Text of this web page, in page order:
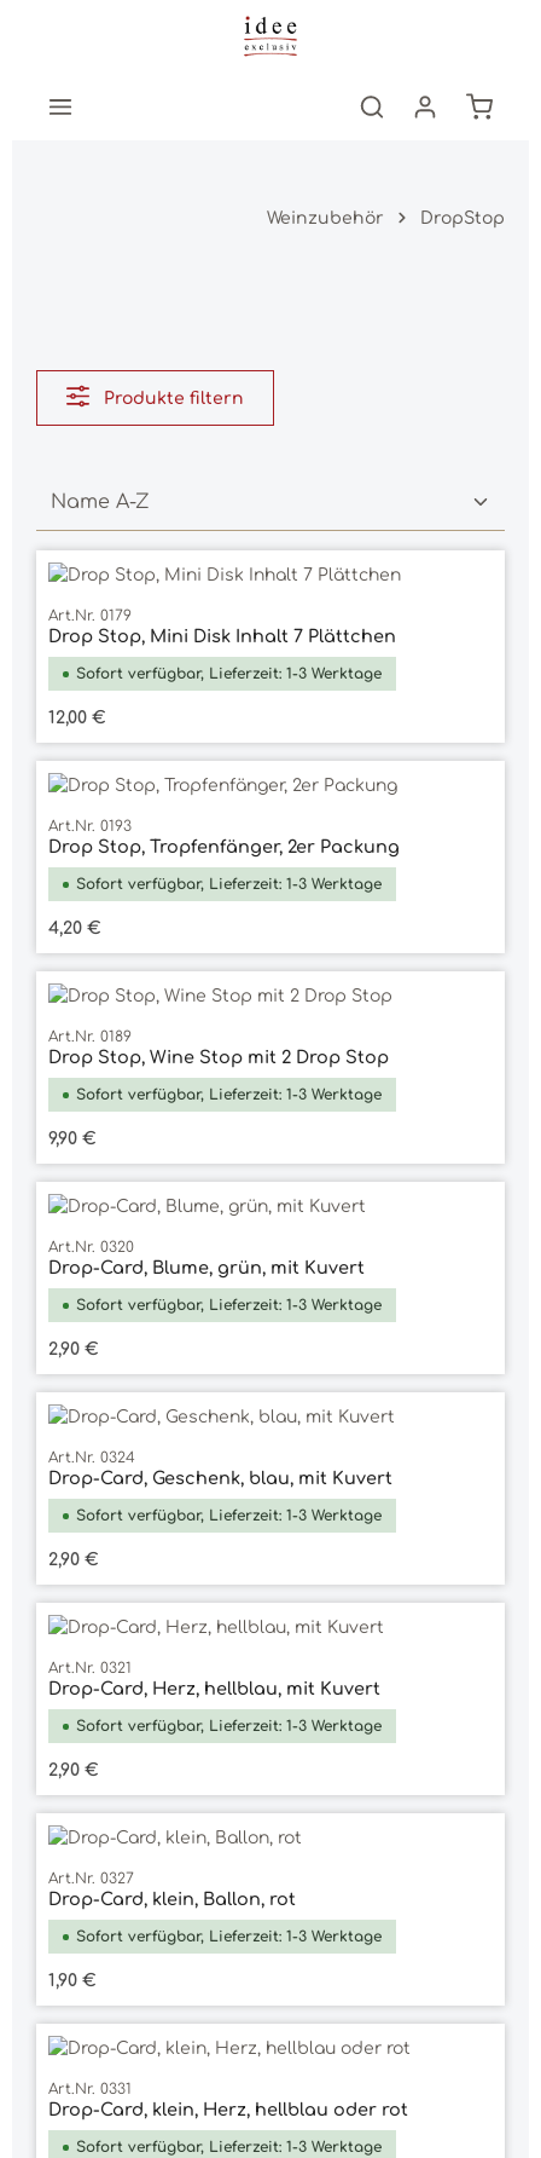
Zum Hauptinhalt springen
Weinzubehör DropStop
Produkte filtern
Art.Nr. 0179
Drop Stop, Mini Disk Inhalt 7 Plättchen
Sofort verfügbar, Lieferzeit: 1-3 Werktage
Regulärer Preis:
12,00 €
Art.Nr. 0193
Drop Stop, Tropfenfänger, 2er Packung
Sofort verfügbar, Lieferzeit: 1-3 Werktage
Regulärer Preis:
4,20 €
Art.Nr. 0189
Drop Stop, Wine Stop mit 2 Drop Stop
Sofort verfügbar, Lieferzeit: 1-3 Werktage
Regulärer Preis:
9,90 €
Art.Nr. 0320
Drop-Card, Blume, grün, mit Kuvert
Sofort verfügbar, Lieferzeit: 1-3 Werktage
Regulärer Preis:
2,90 €
Art.Nr. 0324
Drop-Card, Geschenk, blau, mit Kuvert
Sofort verfügbar, Lieferzeit: 1-3 Werktage
Regulärer Preis:
2,90 €
Art.Nr. 0321
Drop-Card, Herz, hellblau, mit Kuvert
Sofort verfügbar, Lieferzeit: 1-3 Werktage
Regulärer Preis:
2,90 €
Art.Nr. 0327
Drop-Card, klein, Ballon, rot
Sofort verfügbar, Lieferzeit: 1-3 Werktage
Regulärer Preis:
1,90 €
Art.Nr. 0331
Drop-Card, klein, Herz, hellblau oder rot
Sofort verfügbar, Lieferzeit: 1-3 Werktage